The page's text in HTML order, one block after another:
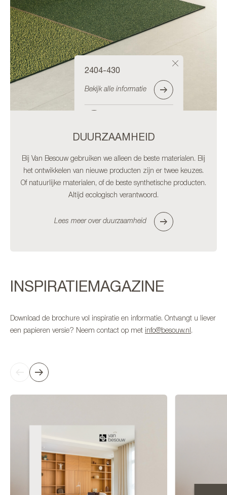
2404-430
Bekijk alle informatie
DUURZAAMHEID
Bij Van Besouw gebruiken we alleen de beste materialen. Bij
het ontwikkelen van nieuwe producten zijn er twee keuzes.
Of natuurlijke materialen, of de beste synthetische producten.
Altijd ecologisch verantwoord.
Lees meer over duurzaamheid
INSPIRATIEMAGAZINE
Download de brochure vol inspiratie en informatie. Ontvangt u liever
een papieren versie? Neem contact op met info@besouw.nl .